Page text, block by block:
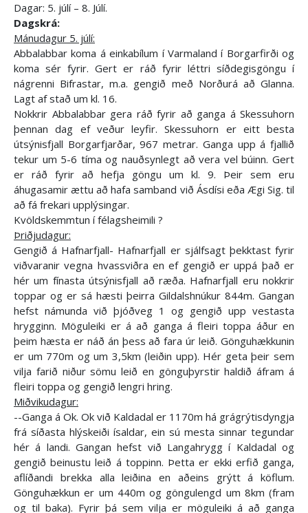
Dagar: 5. júlí – 8. Júlí.
Dagskrá:
Mánudagur 5. júlí:
Abbalabbar koma á einkabílum í Varmaland í Borgarfirði og
koma sér fyrir. Gert er ráð fyrir léttri síðdegisgöngu í
nágrenni Bifrastar, m.a. gengið með Norðurá að Glanna.
Lagt af stað um kl. 16.
Nokkrir Abbalabbar gera ráð fyrir að ganga á Skessuhorn
þennan dag ef veður leyfir. Skessuhorn er eitt besta
útsýnisfjall Borgarfjarðar, 967 metrar. Ganga upp á fjallið
tekur um 5-6 tíma og nauðsynlegt að vera vel búinn. Gert
er ráð fyrir að hefja göngu um kl. 9. Þeir sem eru
áhugasamir ættu að hafa samband við Ásdísi eða Ægi Sig. til
að fá frekari upplýsingar.
Kvöldskemmtun í félagsheimili ?
Þriðjudagur:
Gengið á Hafnarfjall- Hafnarfjall er sjálfsagt þekktast fyrir
viðvaranir vegna hvassviðra en ef gengið er uppá það er
hér um fínasta útsýnisfjall að ræða. Hafnarfjall eru nokkrir
toppar og er sá hæsti þeirra Gildalshnúkur 844m. Gangan
hefst námunda við þjóðveg 1 og gengið upp vestasta
hrygginn. Möguleiki er á að ganga á fleiri toppa áður en
þeim hæsta er náð án þess að fara úr leið. Gönguhækkunin
er um 770m og um 3,5km (leiðin upp). Hér geta þeir sem
vilja farið niður sömu leið en gönguþyrstir haldið áfram á
fleiri toppa og gengið lengri hring.
Miðvikudagur:
--Ganga á Ok. Ok við Kaldadal er 1170m há grágrýtisdyngja
frá síðasta hlýskeiði ísaldar, ein sú mesta sinnar tegundar
hér á landi. Gangan hefst við Langahrygg í Kaldadal og
gengið beinustu leið á toppinn. Þetta er ekki erfið ganga,
aflíðandi brekka alla leiðina en aðeins grýtt á köflum.
Gönguhækkun er um 440m og göngulengd um 8km (fram
og til baka). Fyrir þá sem vilja er möguleiki á að ganga